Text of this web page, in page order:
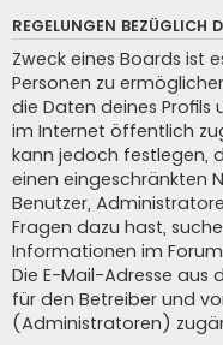
REGELUNGEN BEZÜGLICH
Zweck eines Boards ist
Personen zu
die Daten deines Profils
im Internet öffentlich
kann jedoch festlegen,
einen eingeschränkten
Benutzer,
Fragen dazu hast,
Informationen im
Die E-Mail-Adresse aus
für den Betreiber und
(Administratoren)